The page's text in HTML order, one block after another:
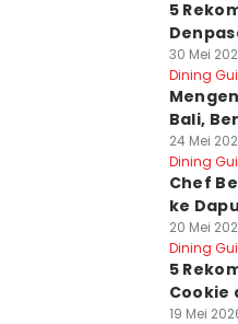
5
30 Mei
Dining
Bali,
24 Mei
Dining
Chef
ke
20 Mei
Dining
5
Cookie
19 Mei